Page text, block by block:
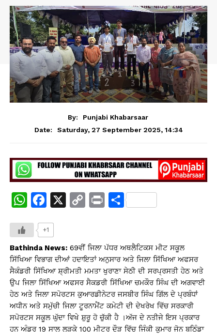
By:
Punjabi Khabarsaar
Date:
Saturday, 27 September 2025, 14:34
W
at
s
A
p
p
F
c
e
b
o
o
k
X
C
y
Li
n
k
Pr S
e
+1
Bathinda News: 69ਵੀਂ ਜਿਲਾ ਪੱਧਰ ਅਥਲੈਟਿਕਸ ਮੀਟ ਸਕੂਲ
ਸਿੱਖਿਆ ਵਿਭਾਗ ਦੀਆਂ ਹਦਾਇਤਾਂ ਅਨੁਸਾਰ ਅਤੇ ਜਿਲਾ ਸਿੱਖਿਆ ਅਫਸਰ
ਸੈਕੰਡਰੀ ਸਿੱਖਿਆ ਸ਼੍ਰੀਮਤੀ ਮਮਤਾ ਖੁਰਾਣਾ ਸੇਠੀ ਦੀ ਸਰਪ੍ਰਸਤੀ ਹੇਠ ਅਤੇ
ਉਪ ਜਿਲਾ ਸਿੱਖਿਆ ਅਫਸਰ ਸੈਕਡਰੀ ਸਿੱਖਿਆ ਚਮਕੌਰ ਸਿੰਘ ਦੀ ਅਗਵਾਈ
ਹੇਠ ਅਤੇ ਜਿਲਾ ਸਪੋਰਟਸ ਕੁਆਰਡੀਨੇਟਰ ਜਸਬੀਰ ਸਿੰਘ ਗਿੱਲ ਦੇ ਪ੍ਰਬੰਧਾਂ
ਅਧੀਨ ਅਤੇ ਸਮੁੱਚੀ ਜਿਲਾ ਟੂਰਨਾਮੈਂਟ ਕਮੇਟੀ ਦੀ ਦੇਖਰੇਖ ਵਿੱਚ ਸਰਕਾਰੀ
ਸਪੋਰਟਸ ਸਕੂਲ ਘੁੱਦਾ ਵਿਖੇ ਸ਼ੁਰੂ ਹੋ ਚੁੱਕੀ ਹੈ ।ਅੱਜ ਦੇ ਨਤੀਜੇ ਇਸ ਪ੍ਰਕਾਰ
ਹਨ ਅੰਡਰ 19 ਸਾਲ ਲੜਕੇ 100 ਮੀਟਰ ਦੌੜ ਵਿੱਚ ਜਿੰਕੀ ਕੁਮਾਰ ਜੋਨ ਬਠਿੰਡਾ